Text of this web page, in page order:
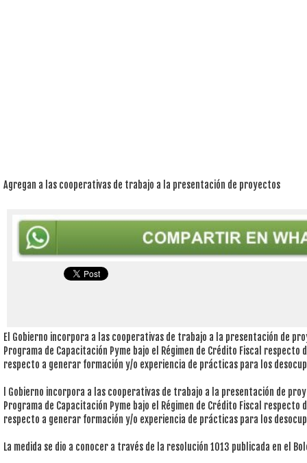
Agregan a las cooperativas de trabajo a la presentación de proyectos
El Gobierno incorpora a las cooperativas de trabajo a la presentación de
Programa de Capacitación Pyme bajo el Régimen de Crédito Fiscal respecto
respecto a generar formación y/o experiencia de prácticas para los
l Gobierno incorpora a las cooperativas de trabajo a la presentación de
Programa de Capacitación Pyme bajo el Régimen de Crédito Fiscal respecto
respecto a generar formación y/o experiencia de prácticas para los
La medida se dio a conocer a través de la resolución 1013 publicada en el